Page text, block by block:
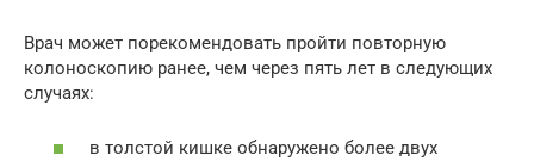
Врач может порекомендовать пройти повторную
колоноскопию ранее, чем через пять лет в следующих
случаях:
в толстой кишке обнаружено более двух